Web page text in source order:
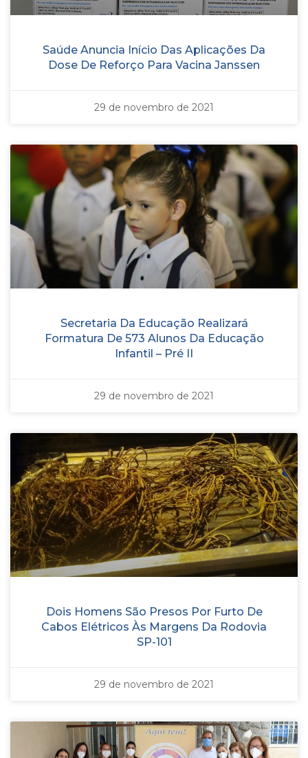
Saúde Anuncia Início Das Aplicações Da
Dose De Reforço Para Vacina Janssen
29 de novembro de 2021
Secretaria Da Educação Realizará
Formatura De 573 Alunos Da Educação
Infantil – Pré II
29 de novembro de 2021
Dois Homens São Presos Por Furto De
Cabos Elétricos Às Margens Da Rodovia
SP-101
29 de novembro de 2021